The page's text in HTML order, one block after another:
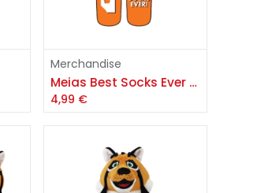
Adicionar
Merchandise
Meias Best Socks Ever FPB
4,99 €